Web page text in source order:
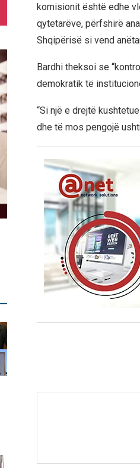
komisionit është edhe
qytetarëve, përfshirë
Shqipërisë si vend
Bardhi theksoi se
demokratik të
“Si një e drejtë
dhe të mos pengojë